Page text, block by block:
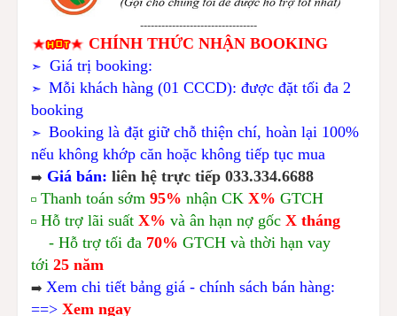
---------------------------------
CHÍNH THỨC NHẬN BOOKING
➣ Giá trị booking:
➣
Mỗi khách hàng (01 CCCD): được đặt tối đa 2
booking
➣
Booking là đặt giữ chỗ thiện chí, hoàn lại 100%
nếu không khớp căn hoặc không tiếp tục mua
➡️ Giá bán: liên hệ trực tiếp 033.334.6688
◽ Thanh toán sớm95% nhận CKX% GTCH
◽ Hỗ trợ lãi suấtX%và ân hạn nợ gốcX tháng
- Hỗ trợ tối đa 70% GTCH và thời hạn vay
tới25 năm
➡️ Xem chi tiết bảng giá - chính sách bán hàng:
==> Xem ngay